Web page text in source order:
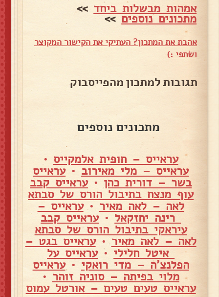
אמהות מבשלות ביחד >>
מתכונים נוספים>>
אהבת את המתכון? העתיקי את הקישור המקוצר
ושתפי :)
תגובות למתכון מהפייסבוק
מתכונים נוספים
עראייס – חופית אלמקייס •
עראייס – מלי מאירוב •עראייס
בשר – דורית כהן •עראייס קבב
עוף מנצח בתיבול הורס של סבתא
לאה – לאה מאיר •עראייס –
רינה יחזקאל •עראייס קבב
עיראקי בתיבול הורס של סבתא
לאה – לאה מאיר •עראייס בגט –
איטל חלילי •עראייס על
הפלנצ'ה – מדי רואקי •עראייס
מלוי בפיתה – סוניה זוהר •
עראייס טעים טעים – אורטל עמוס